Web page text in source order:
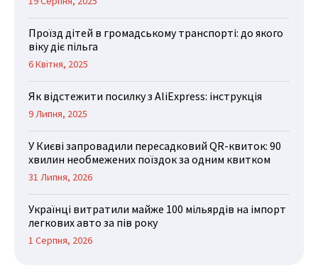
Проїзд дітей в громадському транспорті: до якого
віку діє пільга
6 Квітня, 2025
Як відстежити посилку з AliExpress: інструкція
9 Липня, 2025
У Києві запровадили пересадковий QR-квиток: 90
хвилин необмежених поїздок за одним квитком
31 Липня, 2026
Українці витратили майже 100 мільярдів на імпорт
легкових авто за пів року
1 Серпня, 2026